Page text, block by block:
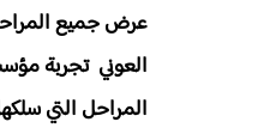
عرض جميع
المراحل التي